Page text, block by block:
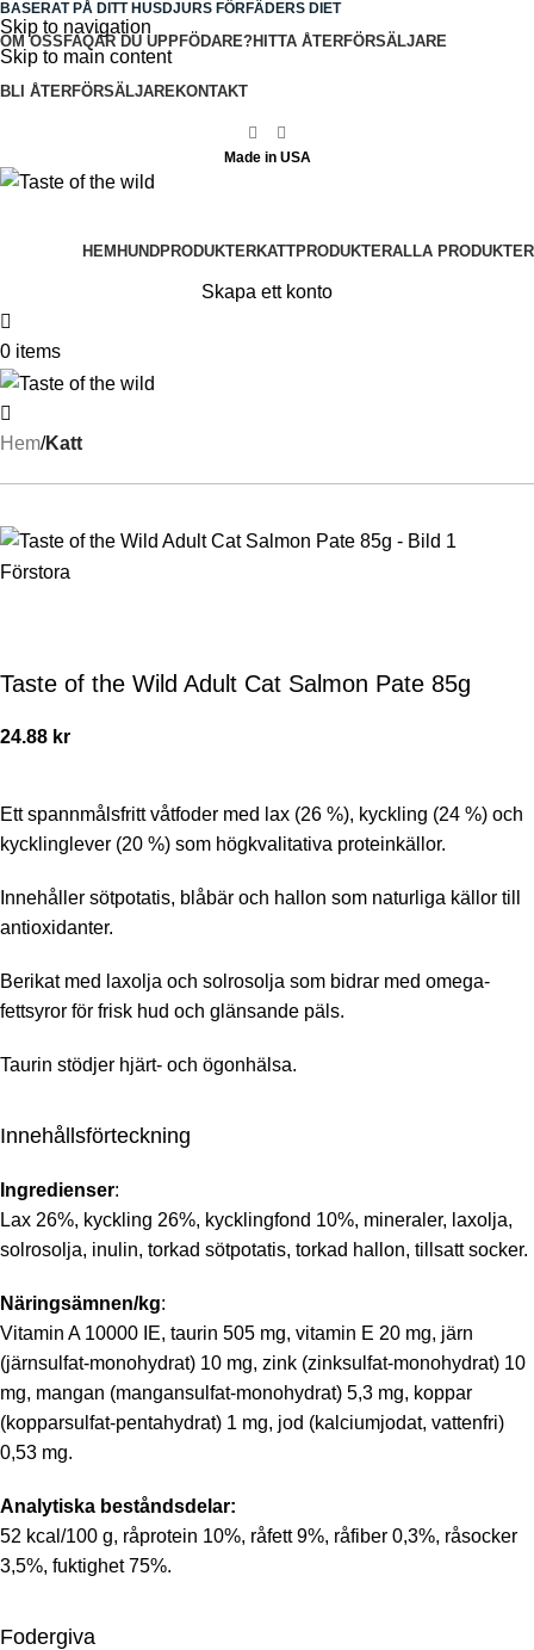
Skip to navigation
Skip to main content
BASERAT PÅ DITT HUSDJURS FÖRFÄDERS DIET
OM OSS FAQÄR DU UPPFÖDARE?HITTA ÅTERFÖRSÄLJARE
BLI ÅTERFÖRSÄLJAREKONTAKT
Made in USA
HEM HUNDPRODUKTERKATTPRODUKTERALLA PRODUKTER
Skapa ett konto
0 items
Hem Katt
Förstora
Taste of the Wild Adult Cat Salmon Pate 85g
24.88 kr
Ett spannmålsfritt våtfoder med lax (26 %), kyckling (24 %) och
kycklinglever (20 %) som högkvalitativa proteinkällor.
Innehåller sötpotatis, blåbär och hallon som naturliga källor till
antioxidanter.
Berikat med laxolja och solrosolja som bidrar med omega-
fettsyror för frisk hud och glänsande päls.
Taurin stödjer hjärt- och ögonhälsa.
Innehållsförteckning
Ingredienser:
Lax 26%, kyckling 26%, kycklingfond 10%, mineraler, laxolja,
solrosolja, inulin, torkad sötpotatis, torkad hallon, tillsatt socker.
Näringsämnen/kg:
Vitamin A 10000 IE, taurin 505 mg, vitamin E 20 mg, järn
(järnsulfat-monohydrat) 10 mg, zink (zinksulfat-monohydrat) 10
mg, mangan (mangansulfat-monohydrat) 5,3 mg, koppar
(kopparsulfat-pentahydrat) 1 mg, jod (kalciumjodat, vattenfri)
0,53 mg.
Analytiska beståndsdelar:
52 kcal/100 g, råprotein 10%, råfett 9%, råfiber 0,3%, råsocker
3,5%, fuktighet 75%.
Fodergiva